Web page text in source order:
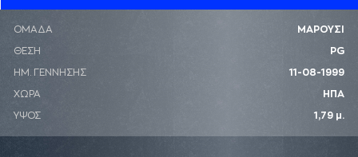
ΟΜΑΔΑ ΜΑΡΟΥΣΙ
ΘΕΣΗ PG
ΗΜ. ΓΕΝΝΗΣΗΣ 11-08-1999
ΧΩΡΑ ΗΠΑ
ΥΨΟΣ 1,79 μ.